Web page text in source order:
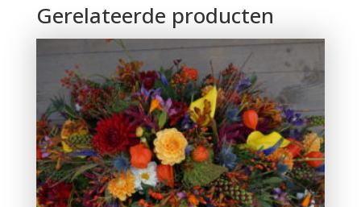
Gerelateerde producten